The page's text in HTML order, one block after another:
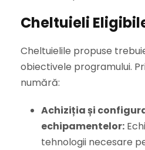
Cheltuieli
Cheltuielile propuse
obiectivele programului.
numără:
Achiziția și
echipamentelor:
tehnologii necesare